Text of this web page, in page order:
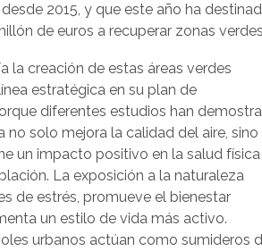
2015, y que este año ha
de euros a recuperar zonas
la creación de estas áreas verdes
estratégica en su plan de
diferentes estudios han
no solo mejora la calidad del aire, sino
un impacto positivo en la salud
La exposición a la naturaleza
de estrés, promueve el bienestar
un estilo de vida más activo.
urbanos actúan como sumideros